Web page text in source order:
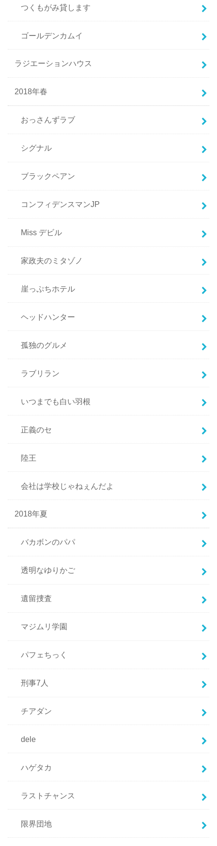
つくもがみ貸します
ゴールデンカムイ
ラジエーションハウス
2018年春
おっさんずラブ
シグナル
ブラックペアン
コンフィデンスマンJP
Miss デビル
家政夫のミタゾノ
崖っぷちホテル
ヘッドハンター
孤独のグルメ
ラブリラン
いつまでも白い羽根
正義のセ
陸王
会社は学校じゃねぇんだよ
2018年夏
バカボンのパパ
透明なゆりかご
遺留捜査
マジムリ学園
パフェちっく
刑事7人
チアダン
dele
ハゲタカ
ラストチャンス
限界団地